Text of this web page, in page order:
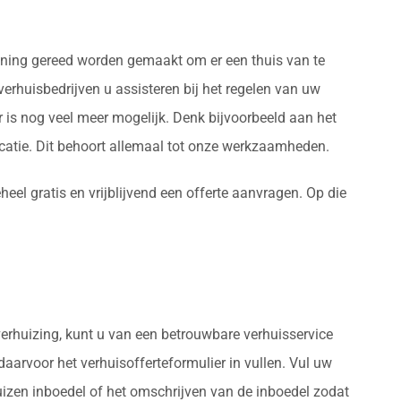
gereed worden gemaakt om er een thuis van te
u assisteren bij het regelen van uw
nog veel meer mogelijk. Denk bijvoorbeeld aan het
Dit behoort allemaal tot onze werkzaamheden.
gratis en vrijblijvend een offerte aanvragen. Op die
kunt u van een betrouwbare verhuisservice
het verhuisofferteformulier in vullen. Vul uw
inboedel of het omschrijven van de inboedel zodat